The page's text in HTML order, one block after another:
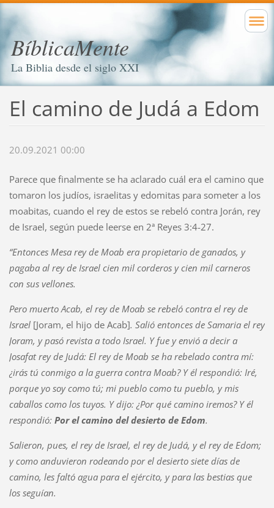
BíblicaMente
La Biblia desde el siglo XXI
El camino de Judá a Edom
20.09.2021 00:00
Parece que finalmente se ha aclarado cuál era el camino que
tomaron los judíos, israelitas y edomitas para someter a los
moabitas, cuando el rey de estos se rebeló contra Jorán, rey
de Israel, según puede leerse en 2ª Reyes 3:4-27.
“Entonces Mesa rey de Moab era propietario de ganados, y
pagaba al rey de Israel cien mil corderos y cien mil carneros
con sus vellones.
Pero muerto Acab, el rey de Moab se rebeló contra el rey de
Israel [Joram, el hijo de Acab]. Salió entonces de Samaria el rey
Joram, y pasó revista a todo Israel. Y fue y envió a decir a
Josafat rey de Judá: El rey de Moab se ha rebelado contra mí:
¿irás tú conmigo a la guerra contra Moab? Y él respondió: Iré,
porque yo soy como tú; mi pueblo como tu pueblo, y mis
caballos como los tuyos. Y dijo: ¿Por qué camino iremos? Y él
respondió: Por el camino del desierto de Edom.
Salieron, pues, el rey de Israel, el rey de Judá, y el rey de Edom;
y como anduvieron rodeando por el desierto siete días de
camino, les faltó agua para el ejército, y para las bestias que
los seguían.